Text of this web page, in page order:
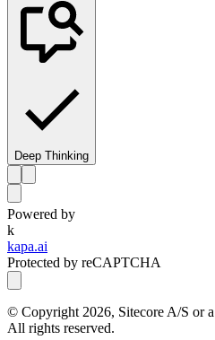
Deep Thinking
Powered by
k
kapa.ai
Protected by reCAPTCHA
© Copyright 2026, Sitecore A/S or
All rights reserved.